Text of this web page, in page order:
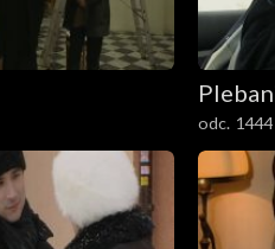
odc. 1444